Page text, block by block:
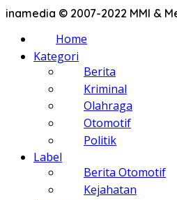
inamedia © 2007-2022 MMI &
Home
Kategori
Berita
Kriminal
Olahraga
Otomotif
Politik
Label
Berita Otomotif
Kejahatan